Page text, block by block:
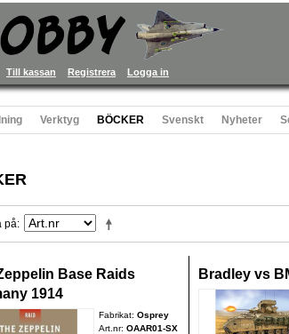
Till kassan Registrera Logga in
Verktyg BÖCKER Svenskt Nyheter
på
Base Raids
1914
Fabrikat:Osprey
Art.nr:OAAR01-SX
Bradley vs